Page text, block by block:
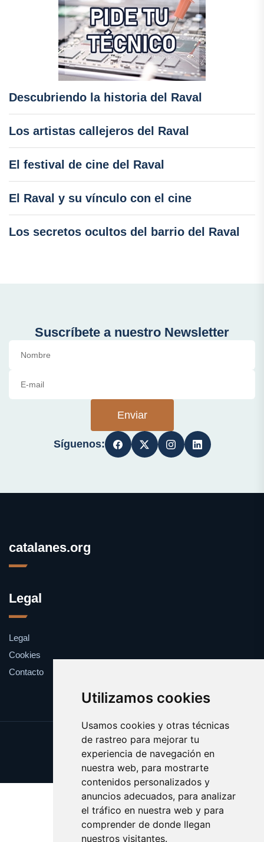
Utilizamos cookies
Usamos cookies y otras técnicas
de rastreo para mejorar tu
experiencia de navegación en
nuestra web, para mostrarte
contenidos personalizados y
anuncios adecuados, para analizar
el tráfico en nuestra web y para
comprender de donde llegan
nuestros visitantes.
Descubriendo la historia del Raval
Los artistas callejeros del Raval
El festival de cine del Raval
El Raval y su vínculo con el cine
Los secretos ocultos del barrio del Raval
Suscríbete a nuestro Newsletter
Enviar
Síguenos:
catalanes.org
Legal
Legal
Cookies
Contacto
Update cookies preferences
Copyright © 2025 catalanes.org